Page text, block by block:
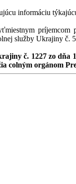
informáciu
príjemcom
služby Ukrajiny č.
č. 1227 zo
colným orgánom